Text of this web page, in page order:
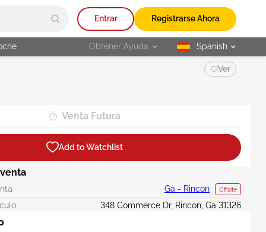
Entrar Registrarse Ahora
Obtener Ayuda selected
Spanish
Ver
Venta Futura
Add to Watchlist
Ga - Rincon Offsite
348 Commerce Dr, Rincon, Ga 31326